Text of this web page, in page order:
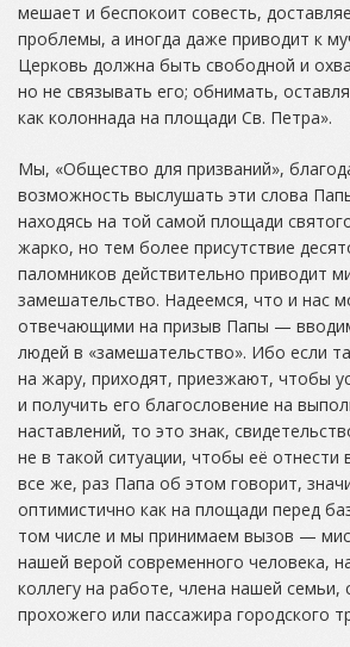
мешает и беспокоит совесть,
проблемы, а иногда даже приводит к
Церковь должна быть свободной и
но не связывать его; обнимать,
как колоннада на площади Св. Петра».
Мы, «Общество для призваний»,
возможность выслушать эти слова
находясь на той самой площади
жарко, но тем более присутствие
паломников действительно приводит
замешательство. Надеемся, что и нас
отвечающими на призыв Папы —
людей в «замешательство». Ибо если
на жару, приходят, приезжают, чтобы
и получить его благословение на
наставлений, то это знак,
не в такой ситуации, чтобы её
все же, раз Папа об этом говорит,
оптимистично как на площади перед
том числе и мы принимаем вызов —
нашей верой современного человека,
коллегу на работе, члена нашей семьи,
прохожего или пассажира городского